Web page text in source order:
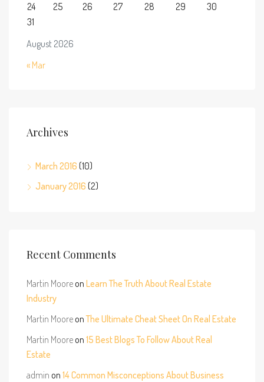
August 2026
24
25 26 27 28 29
30
31
« Mar
Archives
March 2016 (10)
January 2016 (2)
Recent Comments
Martin Mooreon Learn The Truth About Real Estate
Industry
Martin MooreonThe Ultimate Cheat Sheet On Real Estate
Martin Mooreon 15 Best Blogs To Follow About Real
Estate
admin on 14 Common Misconceptions About Business